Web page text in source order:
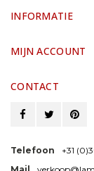
INFORMATIE
MIJN ACCOUNT
CONTACT
Telefoon
+31